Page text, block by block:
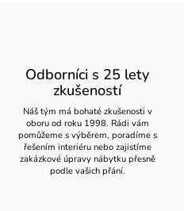
Odborníci s 25 lety
zkušeností
Náš tým má bohaté zkušenosti v
oboru od roku 1998. Rádi vám
pomůžeme s výběrem, poradíme s
řešením interiéru nebo zajistíme
zakázkové úpravy nábytku přesně
podle vašich přání.